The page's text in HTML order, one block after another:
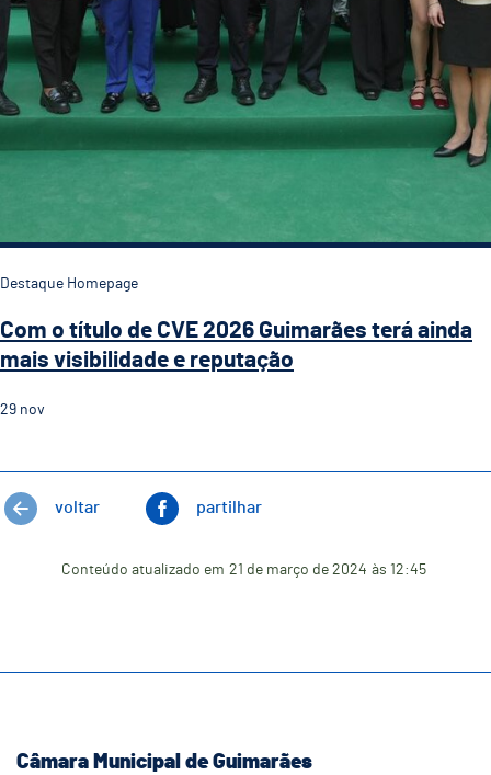
Destaque Homepage
Com o título de CVE 2026 Guimarães terá ainda
mais visibilidade e reputação
29 nov
voltar partilhar
Conteúdo atualizado em 21 de março de 2024 às 12:45
Câmara Municipal de Guimarães